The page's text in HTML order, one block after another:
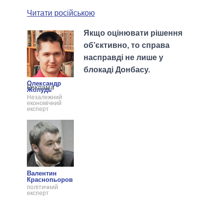
МЕРИ МІСТ
ВСІ ПЕРСОНИ
Читати російською
Олександр
Жолудь
Незалежний
економічний
експерт
Валентин
Краснопьоров
політичний
експерт
Якщо оцінювати рішення
об’єктивно, то справа
насправді не лише у
блокаді Донбасу.